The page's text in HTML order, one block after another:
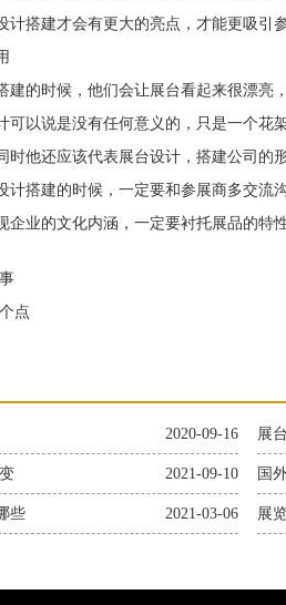
搭建才会有更大的亮点，才能更吸引参
的时候，他们会让展台看起来很漂亮
可以说是没有任何意义的，只是一个
他还应该代表展台设计，搭建公司的形
搭建的时候，一定要和参展商多交流
企业的文化内涵，一定要衬托展品的特
点
2020-09-16 展
2021-09-10 国
2021-03-06
些 展